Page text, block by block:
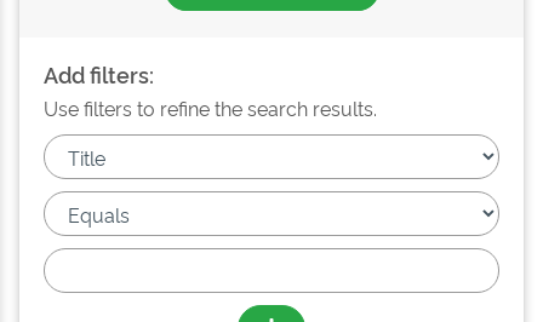
Add filters:
Use filters to refine the search results.